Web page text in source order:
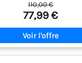
poche chauffe-mains pour
en sécurité Contents:
III, Veste Softshell
Noir (Black), Size: L, Article:
110,00 €
77,99 €